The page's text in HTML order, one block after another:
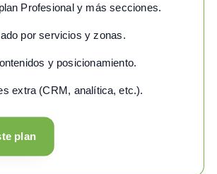
Profesional y más secciones.
por servicios y zonas.
y posicionamiento.
extra (CRM, analítica, etc.).
plan